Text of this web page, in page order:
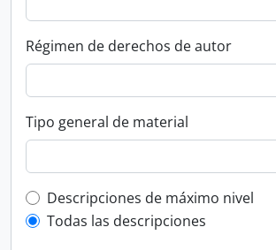
Régimen de derechos de autor
Tipo general de material
Top-level description filter
Descripciones de máximo nivel
Todas las descripciones